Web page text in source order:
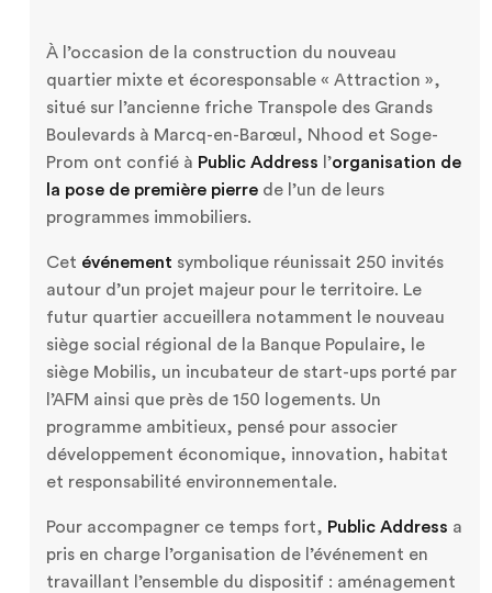
À l’occasion de la construction du nouveau
quartier mixte et écoresponsable « Attraction »,
situé sur l’ancienne friche Transpole des Grands
Boulevards à Marcq-en-Barœul, Nhood et Soge-
Prom ont confié à Public Address l’organisation de
la pose de première pierre de l’un de leurs
programmes immobiliers.
Cet événement symbolique réunissait 250 invités
autour d’un projet majeur pour le territoire. Le
futur quartier accueillera notamment le nouveau
siège social régional de la Banque Populaire, le
siège Mobilis, un incubateur de start-ups porté par
l’AFM ainsi que près de 150 logements. Un
programme ambitieux, pensé pour associer
développement économique, innovation, habitat
et responsabilité environnementale.
Pour accompagner ce temps fort, Public Address a
pris en charge l’organisation de l’événement en
travaillant l’ensemble du dispositif : aménagement